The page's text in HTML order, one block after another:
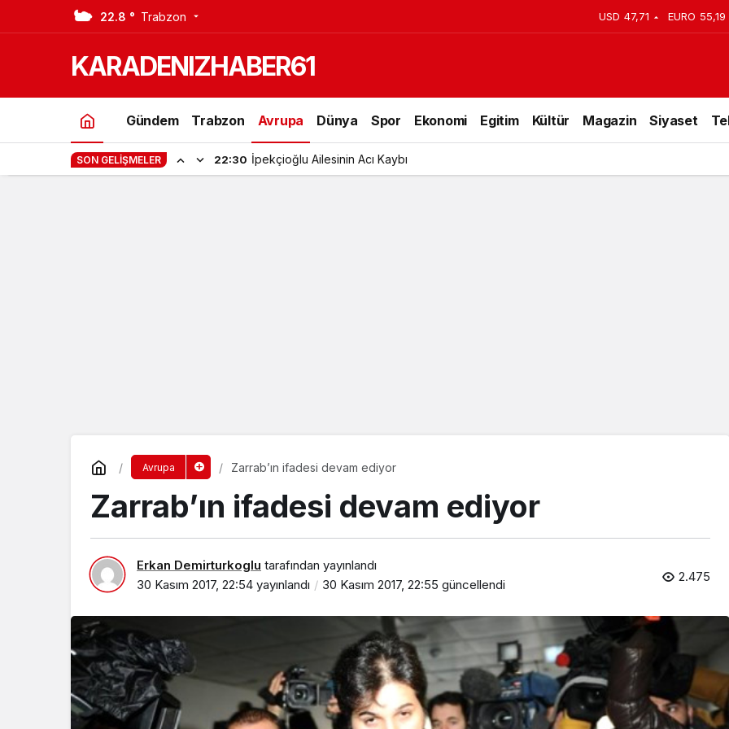
22.8 ° Trabzon USD 47,71 EURO 55,19
KARADENIZHABER61
Gündem Trabzon Avrupa Dünya Spor Ekonomi Egitim Kültür Magazin Siyaset
SON GELIŞMELER 22:30 İpekçioğlu Ailesinin Acı Kaybı
Avrupa Zarrab’ın ifadesi devam ediyor
Zarrab’ın ifadesi devam ediyor
Erkan Demirturkoglu tarafından yayınlandı
30 Kasım 2017, 22:54 yayınlandı 30 Kasım 2017, 22:55 güncellendi 2.475
Araklı Haberleri
Erdoğan ve Merkel görüşmesinde terörle mücadelede işbirliği vurgusu